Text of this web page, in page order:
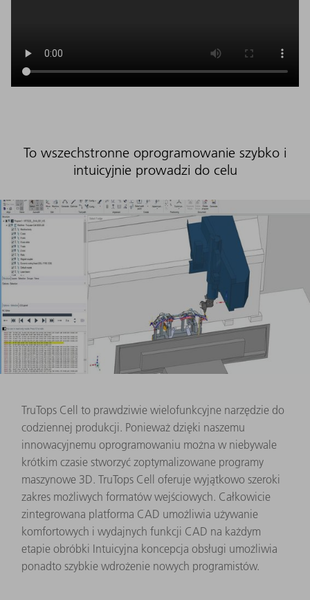
To wszechstronne oprogramowanie szybko i
intuicyjnie prowadzi do celu
TruTops Cell to prawdziwie wielofunkcyjne narzędzie do
codziennej produkcji. Ponieważ dzięki naszemu
innowacyjnemu oprogramowaniu można w niebywale
krótkim czasie stworzyć zoptymalizowane programy
maszynowe 3D. TruTops Cell oferuje wyjątkowo szeroki
zakres możliwych formatów wejściowych. Całkowicie
zintegrowana platforma CAD umożliwia używanie
komfortowych i wydajnych funkcji CAD na każdym
etapie obróbki Intuicyjna koncepcja obsługi umożliwia
ponadto szybkie wdrożenie nowych programistów.